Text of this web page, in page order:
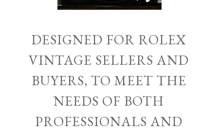
DESIGNED FOR ROLEX
VINTAGE SELLERS AND
BUYERS, TO MEET THE
NEEDS OF BOTH
PROFESSIONALS AND